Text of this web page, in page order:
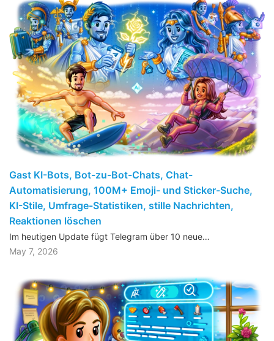
Gast KI-Bots, Bot-zu-Bot-Chats, Chat-
Automatisierung, 100M+ Emoji- und Sticker-Suche,
KI-Stile, Umfrage-Statistiken, stille Nachrichten,
Reaktionen löschen
Im heutigen Update fügt Telegram über 10 neue…
May 7, 2026